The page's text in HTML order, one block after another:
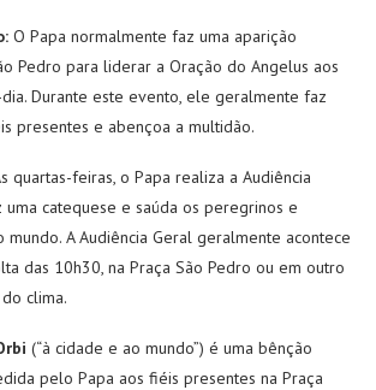
O Papa normalmente faz uma aparição
Pedro para liderar a Oração do Angelus aos
Durante este evento, ele geralmente faz
presentes e abençoa a multidão.
quartas-feiras, o Papa realiza a Audiência
catequese e saúda os peregrinos e
A Audiência Geral geralmente acontece
das 10h30, na Praça São Pedro ou em outro
clima.
(“à cidade e ao mundo”) é uma bênção
pelo Papa aos fiéis presentes na Praça